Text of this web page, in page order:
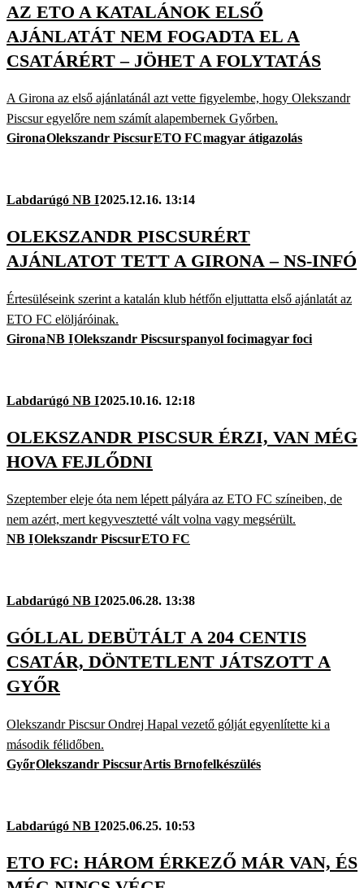
AZ ETO A KATALÁNOK ELSŐ
AJÁNLATÁT NEM FOGADTA EL A
CSATÁRÉRT – JÖHET A FOLYTATÁS
A Girona az első ajánlatánál azt vette figyelembe, hogy Olekszandr
Piscsur egyelőre nem számít alapembernek Győrben.
GironaOlekszandr PiscsurETO FCmagyar átigazolás
Labdarúgó NB I2025.12.16. 13:14
OLEKSZANDR PISCSURÉRT
AJÁNLATOT TETT A GIRONA – NS-INFÓ
Értesüléseink szerint a katalán klub hétfőn eljuttatta első ajánlatát az
ETO FC elöljáróinak.
GironaNB IOlekszandr Piscsurspanyol focimagyar foci
Labdarúgó NB I2025.10.16. 12:18
OLEKSZANDR PISCSUR ÉRZI, VAN MÉG
HOVA FEJLŐDNI
Szeptember eleje óta nem lépett pályára az ETO FC színeiben, de
nem azért, mert kegy­vesztetté vált volna vagy megsérült.
NB IOlekszandr PiscsurETO FC
Labdarúgó NB I2025.06.28. 13:38
GÓLLAL DEBÜTÁLT A 204 CENTIS
CSATÁR, DÖNTETLENT JÁTSZOTT A
GYŐR
Olekszandr Piscsur Ondrej Hapal vezető gólját egyenlítette ki a
második félidőben.
GyőrOlekszandr PiscsurArtis Brnofelkészülés
Labdarúgó NB I2025.06.25. 10:53
ETO FC: HÁROM ÉRKEZŐ MÁR VAN, ÉS